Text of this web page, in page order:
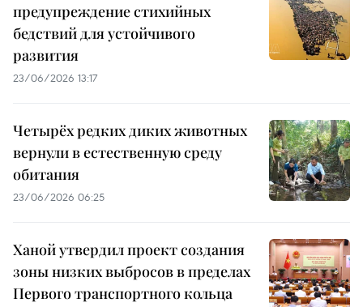
предупреждение стихийных
бедствий для устойчивого
развития
23/06/2026 13:17
Четырёх редких диких животных
вернули в естественную среду
обитания
23/06/2026 06:25
Ханой утвердил проект создания
зоны низких выбросов в пределах
Первого транспортного кольца